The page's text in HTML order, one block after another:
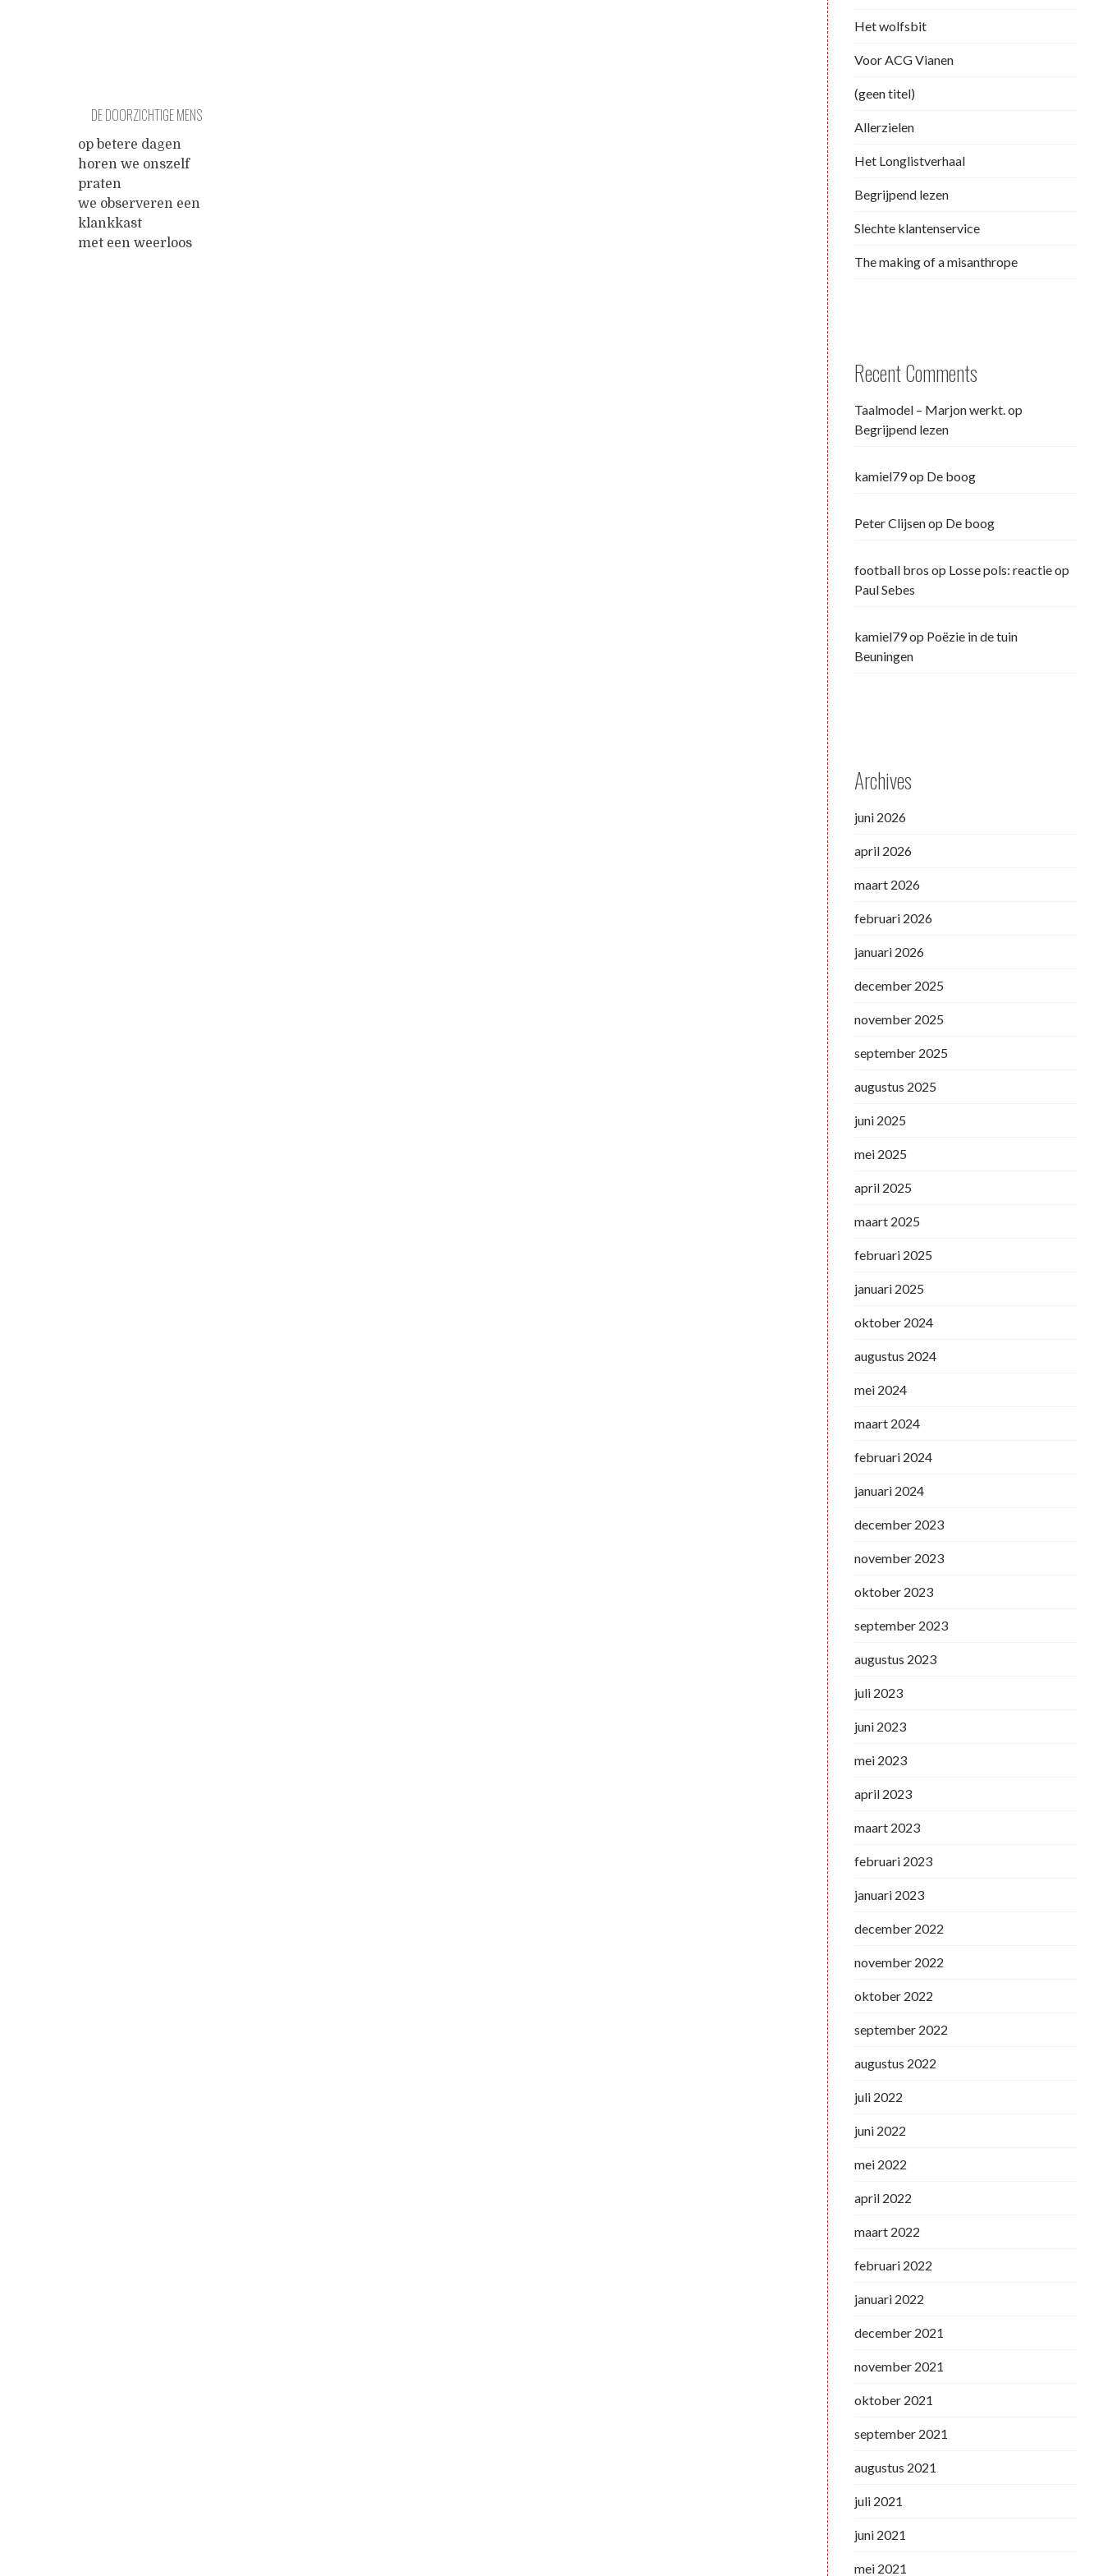
DE DOORZICHTIGE MENS
op betere dagen
horen we onszelf
praten
we observeren een
klankkast
met een weerloos
Het wolfsbit
Voor ACG Vianen
(geen titel)
Allerzielen
Het Longlistverhaal
Begrijpend lezen
Slechte klantenservice
The making of a misanthrope
Recent Comments
Taalmodel – Marjon werkt.op
Begrijpend lezen
kamiel79op De boog
Peter Clijsenop De boog
football bros op Losse pols: reactie op
Paul Sebes
kamiel79op Poëzie in de tuin
Beuningen
Archives
juni 2026
april 2026
maart 2026
februari 2026
januari 2026
december 2025
november 2025
september 2025
augustus 2025
juni 2025
mei 2025
april 2025
maart 2025
februari 2025
januari 2025
oktober 2024
augustus 2024
mei 2024
maart 2024
februari 2024
januari 2024
december 2023
november 2023
oktober 2023
september 2023
augustus 2023
juli 2023
juni 2023
mei 2023
april 2023
maart 2023
februari 2023
januari 2023
december 2022
november 2022
oktober 2022
september 2022
augustus 2022
juli 2022
juni 2022
mei 2022
april 2022
maart 2022
februari 2022
januari 2022
december 2021
november 2021
oktober 2021
september 2021
augustus 2021
juli 2021
juni 2021
mei 2021